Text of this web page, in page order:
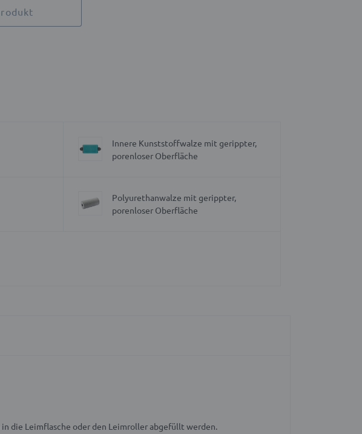
Innere Kunststoffwalze mit gerippter,
porenloser Oberfläche
Polyurethanwalze mit gerippter,
porenloser Oberfläche
in die Leimflasche oder den Leimroller abgefüllt werden.